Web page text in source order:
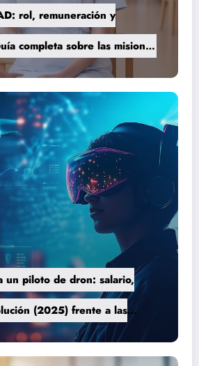
rol, remuneración y
completa sobre las misiones
servicio hospitalario
un piloto de dron: salario,
(2025) frente a las
autónomas